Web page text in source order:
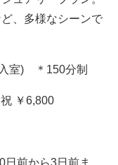
、多様なシーンで
室) ＊150分制
￥6,800
日前から3日前ま